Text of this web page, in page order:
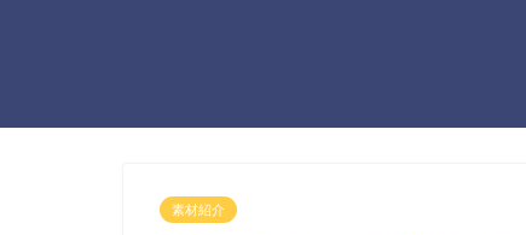
素材紹介